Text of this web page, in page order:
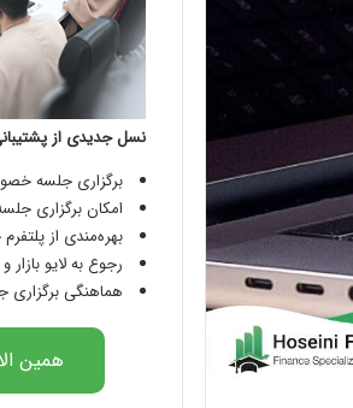
نسل جدیدی از
برگزاری جلسه
امکان برگزاری جلسه در 2
بهره‌مندی از
رجوع به لایو
هماهنگی
همین